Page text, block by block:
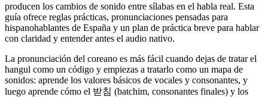
producen los cambios de sonido entre sílabas en el habla real. Esta
guía ofrece reglas prácticas, pronunciaciones pensadas para
hispanohablantes de España y un plan de práctica breve para hablar
con claridad y entender antes el audio nativo.
La pronunciación del coreano es más fácil cuando dejas de tratar el
hangul como un código y empiezas a tratarlo como un mapa de
sonidos: aprende los valores básicos de vocales y consonantes, y
luego aprende cómo el 받침 (batchim, consonantes finales) y los